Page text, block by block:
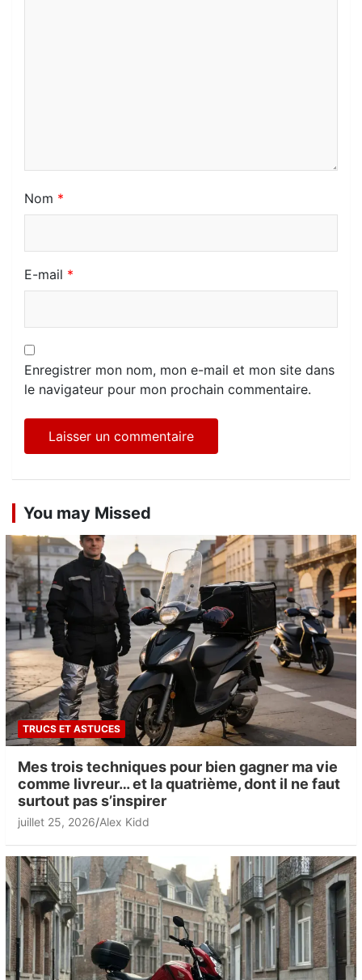
Nom *
E-mail *
Enregistrer mon nom, mon e-mail et mon site dans
le navigateur pour mon prochain commentaire.
You may Missed
TRUCS ET ASTUCES
Mes trois techniques pour bien gagner ma vie
comme livreur… et la quatrième, dont il ne faut
surtout pas s’inspirer
juillet 25, 2026 Alex Kidd